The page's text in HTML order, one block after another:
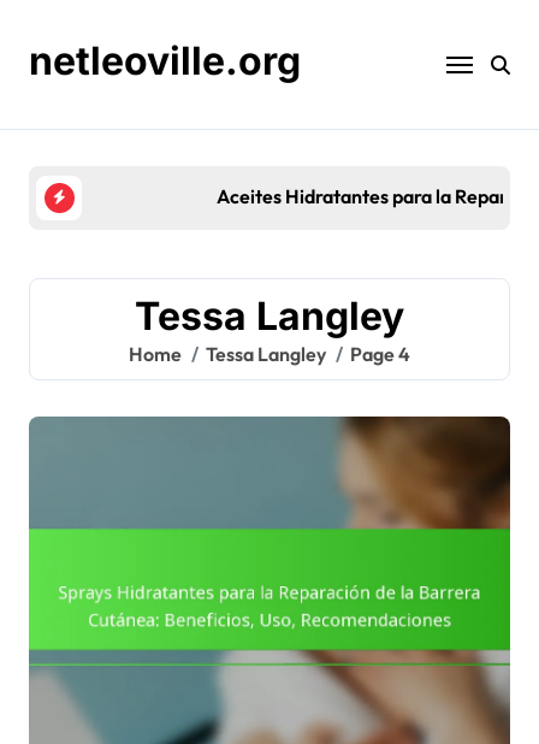
contentnetleoville.org
Aceites Hidratantes para la Reparación de la
Tessa Langley
Home Tessa Langley Page 4